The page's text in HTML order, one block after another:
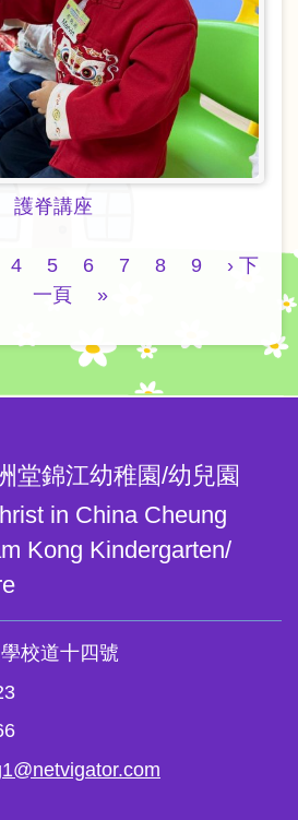
護脊講座
Page
4 Page
5 Page
6 Page
7 Page
8 Page
9
下
› 下
一頁
Last
»
堂錦江幼稚園/幼兒園
in China Cheung
Kong Kindergarten/
校道十四號